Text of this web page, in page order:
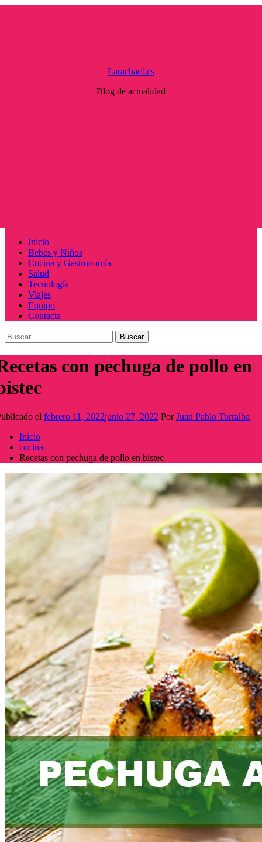
Larachacf.es
Blog de actualidad
Menú
principal
Inicio
Bebés y Niños
Cocina y Gastronomía
Salud
Tecnología
Viajes
Equipo
Contacta
Buscar:
con pechuga de pollo en
el febrero 11, 2022junio 27, 2022 PorJuan Pablo Torralba
Inicio
cocina
Recetas con pechuga de pollo en bistec